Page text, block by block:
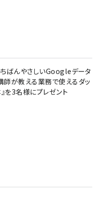
ばんやさしいGoogleデータ
が教える業務で使えるダッ
を3名様にプレゼント